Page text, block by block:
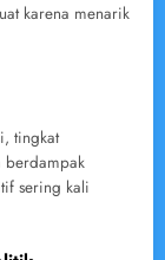
karena menarik
tingkat
berdampak
sering kali